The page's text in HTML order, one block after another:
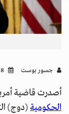
جسور بوست
أصدرت قاضية
الحكومية (دوج)